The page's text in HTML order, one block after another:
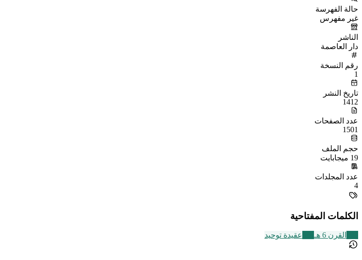
حالة الفهرسة
غير مفهرس
الناشر
دار العاصمة
رقم النسخة
1
تاريخ النشر
1412
عدد الصفحات
1501
حجم الملف
19 ميجابايت
عدد المجلدات
4
الكلمات المفتاحية
القرن 6 هـ عقيدة توحيد